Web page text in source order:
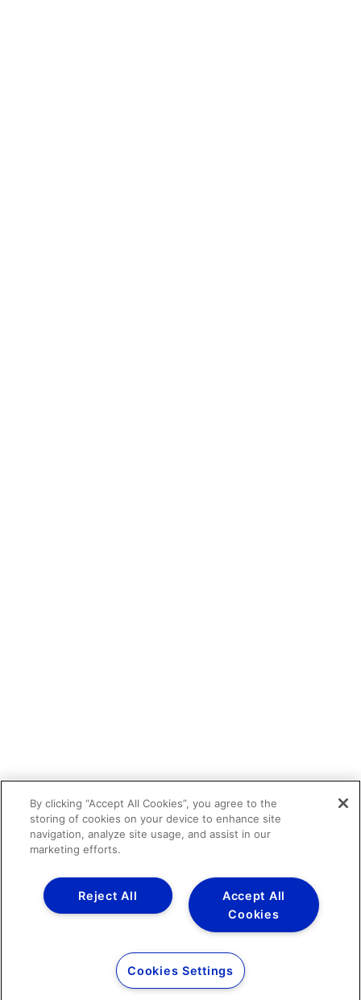
By clicking “Accept All Cookies”, you agree to the
storing of cookies on your device to enhance site
navigation, analyze site usage, and assist in our
marketing efforts.
Accept All
Cookies
Reject All
Cookies Settings